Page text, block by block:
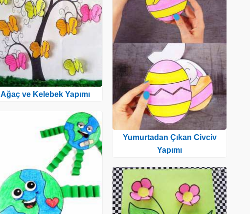
Ağaç ve Kelebek Yapımı
Yumurtadan Çıkan Civciv
Yapımı